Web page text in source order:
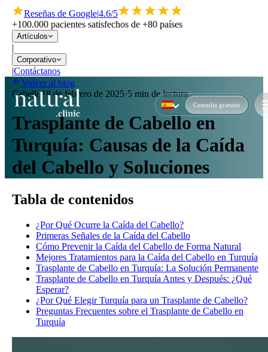
Reseñas de Google|4.6/5
+100.000 pacientes satisfechos de +80 países
Artículos
|
Corporativo
|Contáctanos
Consulta gratuita
Volver al blog
Cabello18 de febrero de 2025·5 min de lectura
Trasplante de Cabello en
Turquía: Causas de la Caída
del Cabello y Soluciones
Tabla de contenidos
¿Por Qué Ocurre la Caída del Cabello?
Primeras Señales de la Caída del Cabello
Cómo Prevenir la Caída del Cabello de Forma Natural
Mejores Tratamientos para la Caída del Cabello en Turquía
Trasplante de Cabello en Turquía: La Solución Permanente
Trasplante de Cabello en Turquía Antes y Después: ¿Qué
Esperar?
¿Por Qué Elegir Turquía para un Trasplante de Cabello?
Preguntas Frecuentes sobre el Trasplante de Cabello en
Turquía